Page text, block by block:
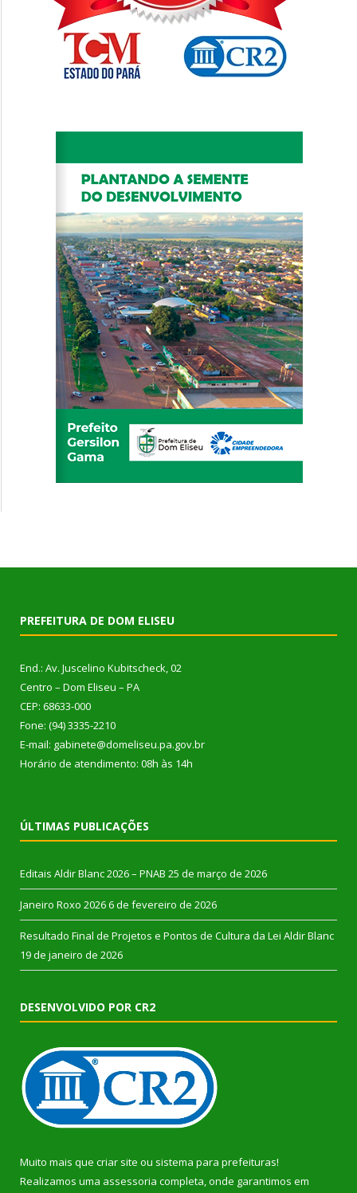
PREFEITURA DE DOM ELISEU
End.: Av. Juscelino Kubitscheck, 02
Centro – Dom Eliseu – PA
CEP: 68633-000
Fone: (94) 3335-2210
E-mail: gabinete@domeliseu.pa.gov.br
Horário de atendimento: 08h às 14h
ÚLTIMAS PUBLICAÇÕES
Editais Aldir Blanc 2026 – PNAB 25 de março de 2026
Janeiro Roxo 2026 6 de fevereiro de 2026
Resultado Final de Projetos e Pontos de Cultura da Lei Aldir Blanc
19 de janeiro de 2026
DESENVOLVIDO POR CR2
Muito mais que criar site ou sistema para prefeituras!
Realizamos uma assessoria completa, onde garantimos em